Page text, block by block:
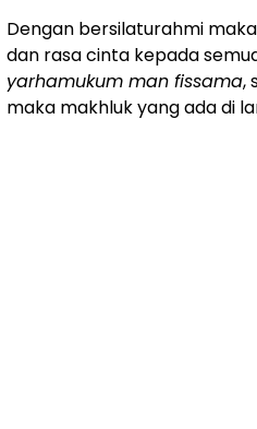
Dengan bersilaturahmi
dan rasa cinta kepada
yarhamukum man fissama,
maka makhluk yang ada di